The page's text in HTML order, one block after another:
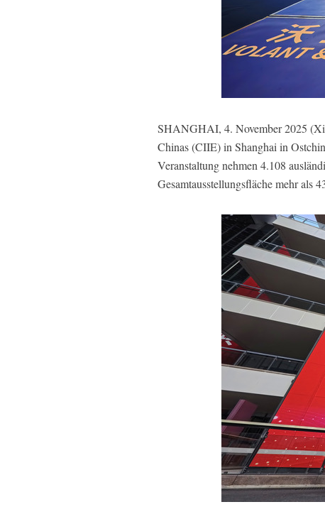
SHANGHAI, 4. November 2025
Chinas (CIIE) in Shanghai in
Veranstaltung nehmen 4.108
Gesamtausstellungsfläche mehr als